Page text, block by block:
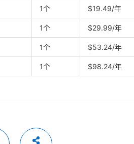
1个 $19.49/年
1个 $29.99/年
1个 $53.24/年
1个 $98.24/年